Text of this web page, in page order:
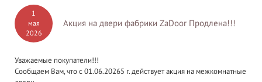
1
мая
2026
Акция на двери фабрики ZaDoor Продлена!!!
Уважаемые покупатели!!!
Сообщаем Вам, что с 01.06.20265 г. действует акция на межкомнатные